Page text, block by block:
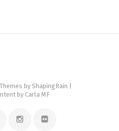
by ShapingRain
by Carla MF